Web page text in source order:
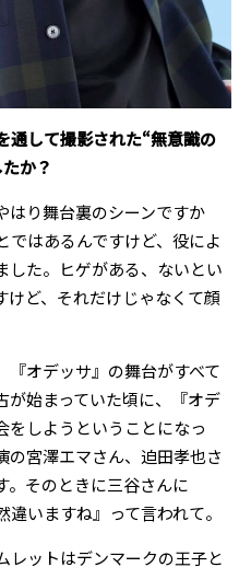
通して撮影された“無意識の
か？
はり舞台裏のシーンですか
はあるんですけど、役によ
した。ヒゲがある、ないとい
けど、それだけじゃなくて顔
『オデッサ』の舞台がすべて
が始まっていた頃に、『オデ
をしようということになっ
の宮澤エマさん、迫田孝也さ
。そのときに三谷さんに
違いますね』って言われて。
レットはデンマークの王子と